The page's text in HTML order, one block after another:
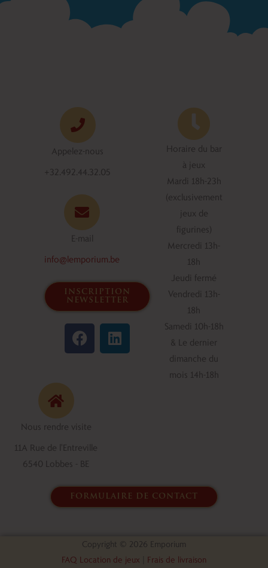
Appelez-nous
+32.492.44.32.05
E-mail
info@lemporium.be
inscription
newsletter
F
a
c
k
L
i
n
Horaire du bar
à jeux
Mardi 18h-23h
(exclusivement
jeux de
figurines)
Mercredi 13h-
18h
Jeudi fermé
Vendredi 13h-
18h
Samedi 10h-18h
& Le dernier
dimanche du
mois 14h-18h
Nous rendre visite
11A Rue de l'Entreville
6540 Lobbes - BE
formulaire de contact
Copyright © 2026 Emporium
FAQ Location de jeux
Frais de livraison